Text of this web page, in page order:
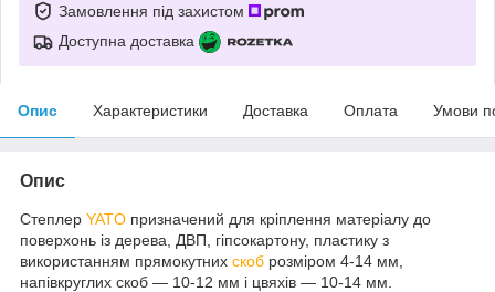
Замовлення під захистом
Доступна доставка
Опис Характеристики Доставка Оплата Умови
Опис
Степлер YATO призначений для кріплення матеріалу до
поверхонь із дерева, ДВП, гіпсокартону, пластику з
використанням прямокутних скоб розміром 4-14 мм,
напівкруглих скоб — 10-12 мм і цвяхів — 10-14 мм.